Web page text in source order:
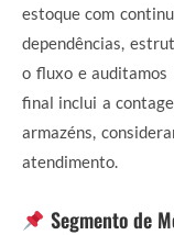
estoque com
dependências,
o fluxo e
final inclui a
armazéns,
atendimento.
Segmento de